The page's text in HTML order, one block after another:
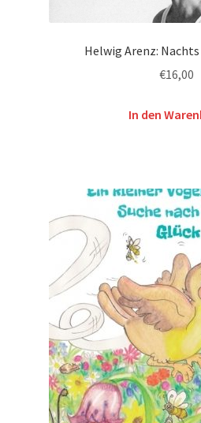
Helwig Arenz:
€16,00
In den